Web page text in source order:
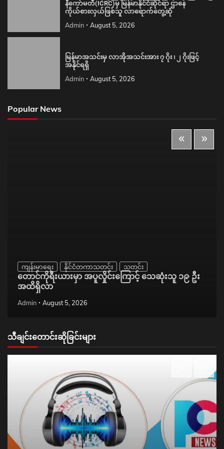
နီကော်မတီ(ICRC)မှ မြန်မာနိုင်ငံဆိုင်ရာ ဌာနေ
ကိုယ်စားလှယ်ဖြစ်သူ လာရောက်တွေ့ဆုံ
Admin August 5, 2026
မြန်မာအသင်းမှ လာအိုအသင်းအား ၇ ဂိုး ၊ ၂ ဂိုးဖြင့်
အနိုင်ရရှိ
Admin August 5, 2026
Popular News
ကျန်းမာရေး နိုင်ငံတကာသတင်း သတင်း
တောင်ကိုရီးယားမှာ အပူလှိုင်းကြောင့် သေဆုံးသူ ၁၉ ဦး
အထိရှိလာ
Admin August 5, 2026
သီချင်းတောင်းဆိုခြင်းများ